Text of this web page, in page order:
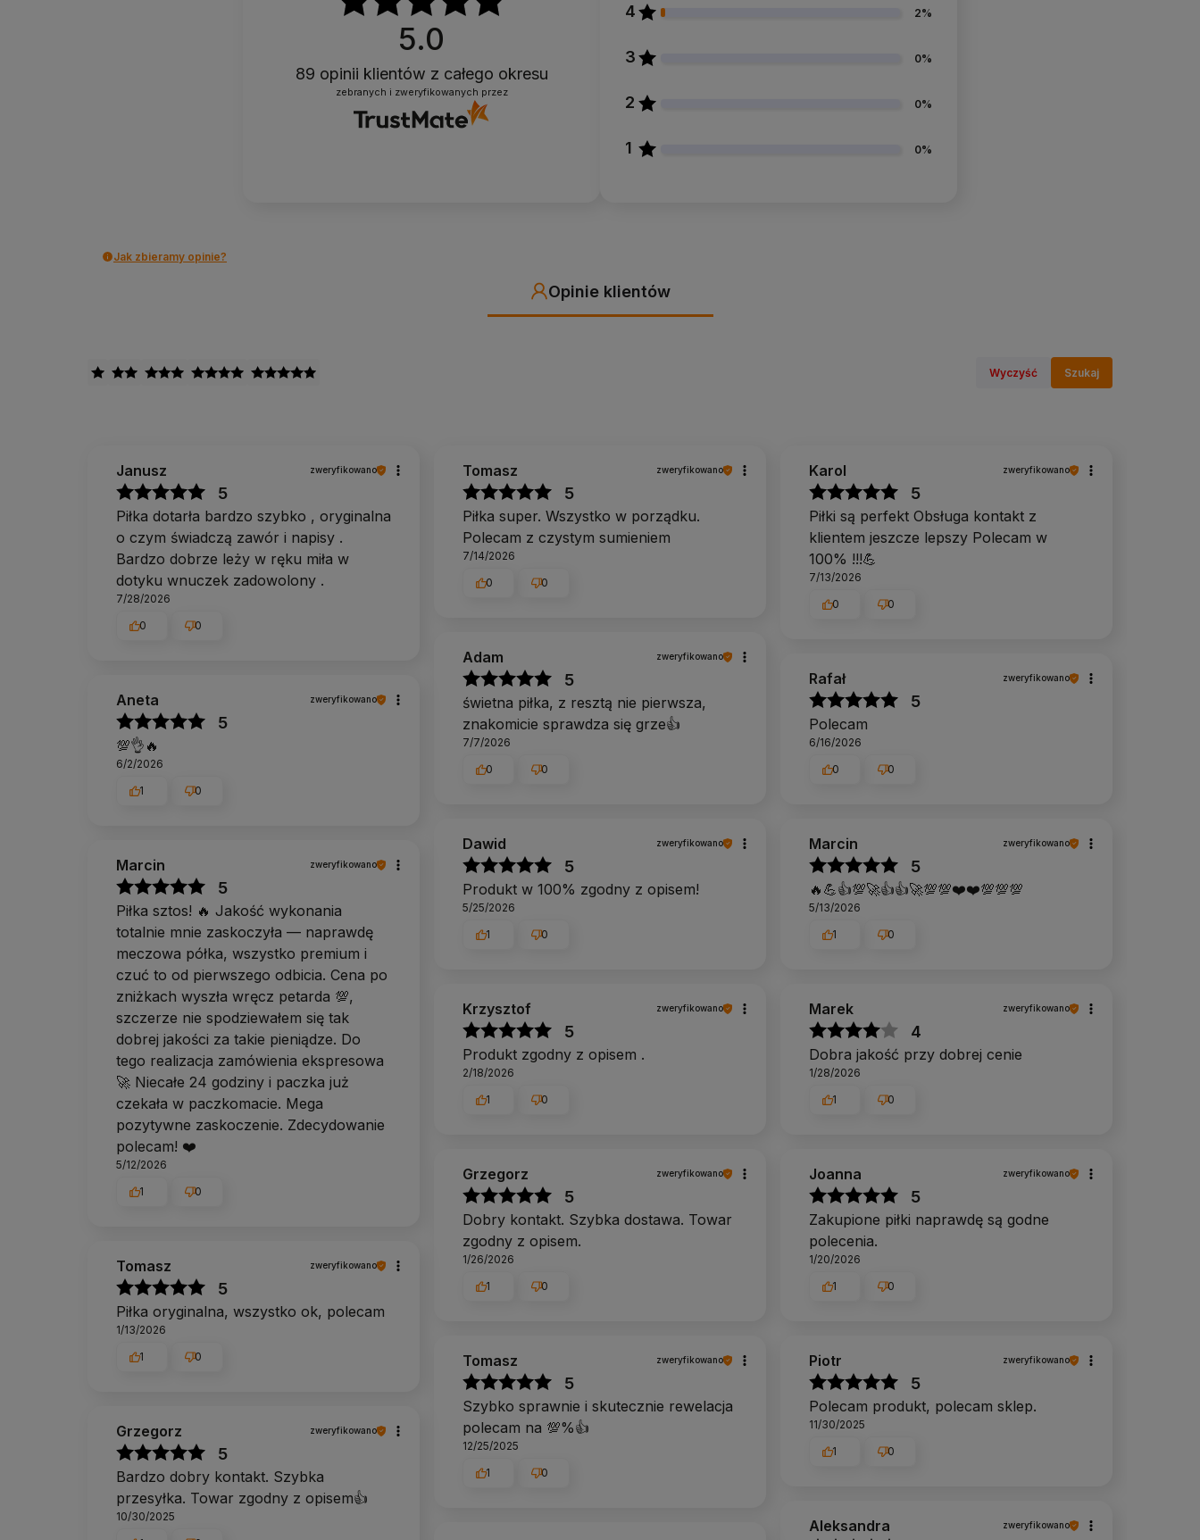
5.0
89 opinii klientów z całego okresu
zebranych i zweryfikowanych przez
4 2%
3 0%
2 0%
1 0%
Jak zbieramy opinie?
Opinie klientów
Wyczyść Szukaj
Janusz zweryfikowano
5
Piłka dotarła bardzo szybko , oryginalna
o czym świadczą zawór i napisy .
Bardzo dobrze leży w ręku miła w
dotyku wnuczek zadowolony .
7/28/2026
0 0
Tomasz zweryfikowano
5
Piłka super. Wszystko w porządku.
Polecam z czystym sumieniem
7/14/2026
0 0
Karol zweryfikowano
5
Piłki są perfekt Obsługa kontakt z
klientem jeszcze lepszy Polecam w
100% !!!💪
7/13/2026
0 0
Adam zweryfikowano
5
świetna piłka, z resztą nie pierwsza,
znakomicie sprawdza się grze👍️
7/7/2026
0 0
Rafał zweryfikowano
5
Polecam
6/16/2026
0 0
Aneta zweryfikowano
5
💯👌🔥
6/2/2026
1 0
Dawid zweryfikowano
5
Produkt w 100% zgodny z opisem!
5/25/2026
1 0
Marcin zweryfikowano
5
🔥💪👍️💯🚀👍️👍️🚀💯💯❤️❤️💯💯💯
5/13/2026
1 0
Marcin zweryfikowano
5
Piłka sztos! 🔥 Jakość wykonania
totalnie mnie zaskoczyła — naprawdę
meczowa półka, wszystko premium i
czuć to od pierwszego odbicia. Cena po
zniżkach wyszła wręcz petarda 💯,
szczerze nie spodziewałem się tak
dobrej jakości za takie pieniądze. Do
tego realizacja zamówienia ekspresowa
🚀 Niecałe 24 godziny i paczka już
czekała w paczkomacie. Mega
pozytywne zaskoczenie. Zdecydowanie
polecam! ❤️
5/12/2026
1 0
Krzysztof zweryfikowano
5
Produkt zgodny z opisem .
2/18/2026
1 0
Marek zweryfikowano
4
Dobra jakość przy dobrej cenie
1/28/2026
1 0
Grzegorz zweryfikowano
5
Dobry kontakt. Szybka dostawa. Towar
zgodny z opisem.
1/26/2026
1 0
Joanna zweryfikowano
5
Zakupione piłki naprawdę są godne
polecenia.
1/20/2026
1 0
Tomasz zweryfikowano
5
Piłka oryginalna, wszystko ok, polecam
1/13/2026
1 0 Tomasz zweryfikowano
5
Szybko sprawnie i skutecznie rewelacja
polecam na 💯%👍️
12/25/2025
1 0
Piotr zweryfikowano
5
Polecam produkt, polecam sklep.
11/30/2025
1 0
Grzegorz zweryfikowano
5
Bardzo dobry kontakt. Szybka
przesyłka. Towar zgodny z opisem👍️
10/30/2025
Aleksandra zweryfikowano